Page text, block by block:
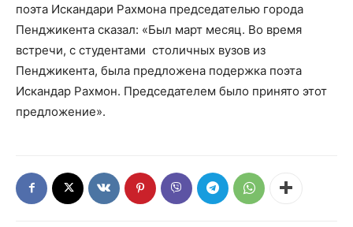
поэта Искандари Рахмона председателью города
Пенджикента сказал: «Был март месяц. Во время
встречи, с студентами столичных вузов из
Пенджикента, была предложена подержка поэта
Искандар Рахмон. Председателем было принято этот
предложение».